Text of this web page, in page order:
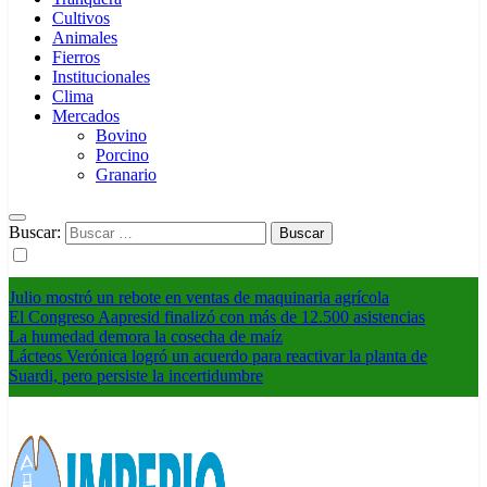
Cultivos
Animales
Fierros
Institucionales
Clima
Mercados
Bovino
Porcino
Granario
Buscar:
Julio mostró un rebote en ventas de maquinaria agrícola
El Congreso Aapresid finalizó con más de 12.500 asistencias
La humedad demora la cosecha de maíz
Lácteos Verónica logró un acuerdo para reactivar la planta de
Suardi, pero persiste la incertidumbre